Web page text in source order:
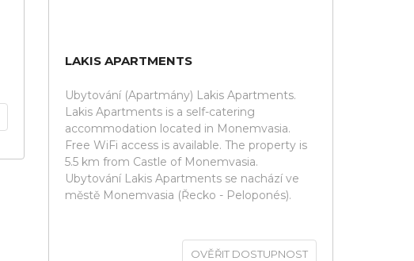
LAKIS APARTMENTS
Ubytování (Apartmány) Lakis Apartments.
Lakis Apartments is a self-catering
accommodation located in Monemvasia.
Free WiFi access is available. The property is
5.5 km from Castle of Monemvasia.
Ubytování Lakis Apartments se nachází ve
městě Monemvasia (Řecko - Peloponés).
OVĚŘIT DOSTUPNOST